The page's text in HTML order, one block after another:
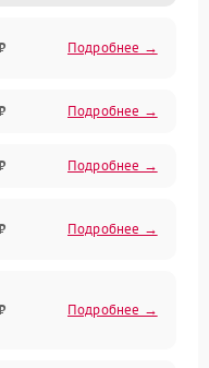
Подробнее →
Подробнее →
Подробнее →
Подробнее →
Подробнее →